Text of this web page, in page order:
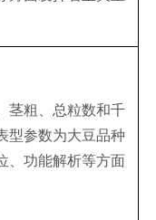
茎粗、总粒数和千
型参数为大豆品种
、功能解析等方面